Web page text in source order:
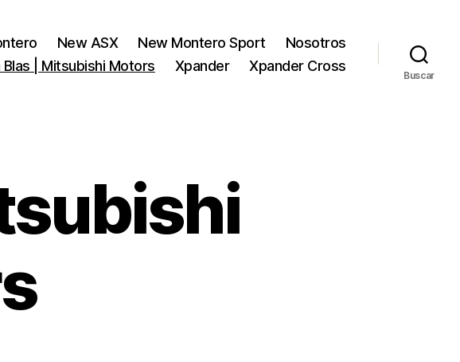
New ASX New Montero Sport
Nosotros
Blas | Mitsubishi Motors Xpander Xpander Cross
Buscar